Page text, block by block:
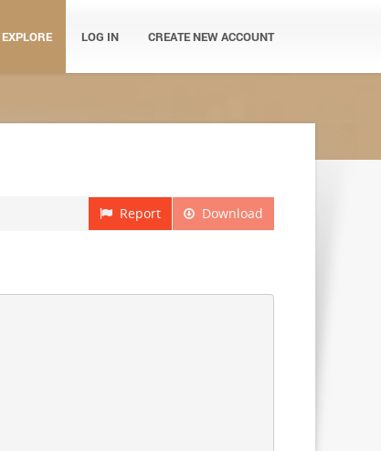
EXPLORE LOG IN CREATE NEW ACCOUNT
Download
Report